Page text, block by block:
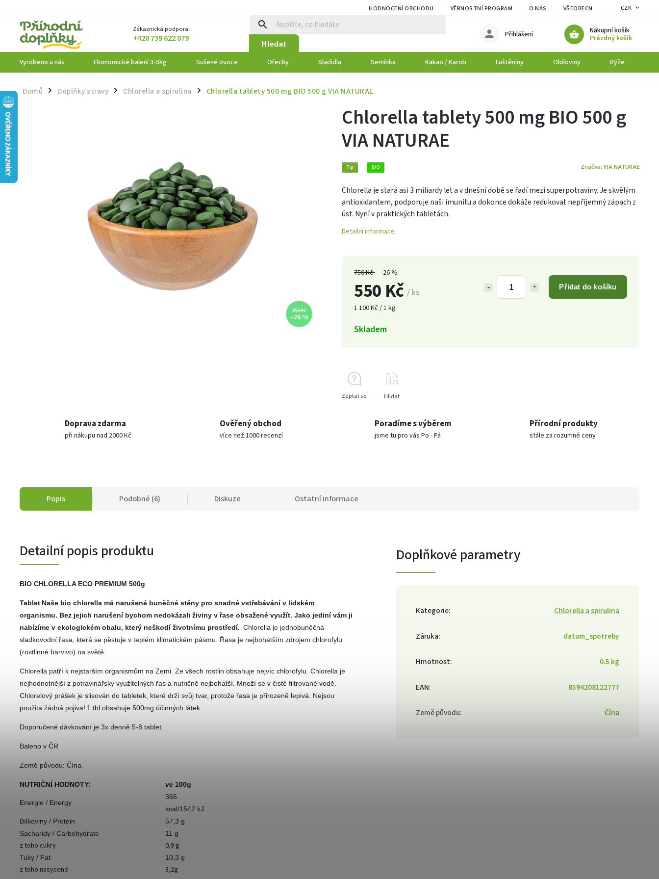
HODNOCENÍ OBCHODU VĚRNOSTNÍ PROGRAM O NÁS VŠEOBECNÉ OBCHODNÍ PODMÍNKY
CZK
Zákaznická podpora:
+420 739 622 079 Hledat
Nákupní košík
Prázdný košík
Přihlášení
Vyrobeno u nás Ekonomické balení 3-5kg Sušené ovoce Ořechy Sladidla Semínka Kakao / Karob Luštěniny Obiloviny Rýže
Domů / Doplňky stravy / Chlorella a spirulina / Chlorella tablety 500 mg BIO 500 g VIA NATURAE
750 Kč
–26 %
750 Kč –26 %
550 Kč / ks
1 100 Kč / 1 kg
Přidat do košíku
Skladem
Chlorella tablety 500 mg BIO 500 g
VIA NATURAE
Tip BIO Značka: VIA NATURAE
Chlorella je stará asi 3 miliardy let a v dnešní době se řadí mezi superpotraviny. Je skvělým
antioxidantem, podporuje naši imunitu a dokonce dokáže redukovat nepříjemný zápach z
úst. Nyní v praktických tabletách.
Detailní informace
Zeptat se Hlídat
Doprava zdarma
při nákupu nad 2000 Kč
Ověřený obchod
více než 1000 recenzí
Poradíme s výběrem
jsme tu pro vás Po - Pá
Přírodní produkty
stále za rozumné ceny
Popis Podobné (6) Diskuze Ostatní informace
Detailní popis produktu
BIO CHLORELLA ECO PREMIUM 500g
Tablet Naše bio chlorella má narušené buněčné stěny pro snadné vstřebávání v lidském
organismu. Bez jejich narušení bychom nedokázali živiny v řase obsažené využít. Jako jediní vám ji
nabízíme v ekologickém obalu, který neškodí životnímu prostředí. Chlorella je jednobuněčná
sladkovodní řasa, která se pěstuje v teplém klimatickém pásmu. Řasa je nejbohatším zdrojem chlorofylu
(rostlinné barvivo) na světě.
Chlorella patří k nejstarším organismům na Zemi. Ze všech rostlin obsahuje nejvíc chlorofylu. Chlorella je
nejhodnotnější z potravinářsky využitelných řas a nutričně nejbohatší. Množí se v čisté filtrované vodě.
Chlorelový prášek je slisován do tabletek, které drží svůj tvar, protože řasa je přirozeně lepivá. Nejsou
použita žádná pojiva! 1 tbl obsahuje 500mg účinných látek.
Doporučené dávkování je 3x denně 5-8 tablet.
Baleno v ČR
Země původu: Čína.
NUTRIČNÍ HODNOTY: ve 100g
Energie / Energy
366
kcal/1542 kJ
Bílkoviny / Protein
57,3 g
Sacharidy / Carbohydrate
11 g
z toho cukry 0,9 g
Tuky / Fat 10,3 g
z toho nasycené 3,2g
Doplňkové parametry
Kategorie: Chlorella a spirulina
Záruka: datum_spotreby
Hmotnost: 0.5 kg
EAN: 8594208122777
Země původu: Čína